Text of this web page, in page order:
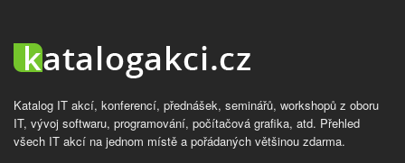
Katalog IT akcí, konferencí, přednášek, seminářů, workshopů z oboru
IT, vývoj softwaru, programování, počítačová grafika, atd. Přehled
všech IT akcí na jednom místě a pořádaných většinou zdarma.